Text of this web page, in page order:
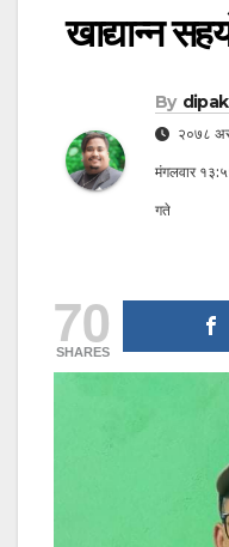
खाद्यान्न
By
२०७८
मंगलवार
गते
70
SHARES